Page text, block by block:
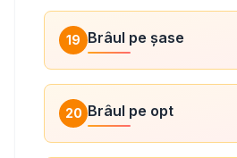
19 Brâul pe șase
20 Brâul pe opt